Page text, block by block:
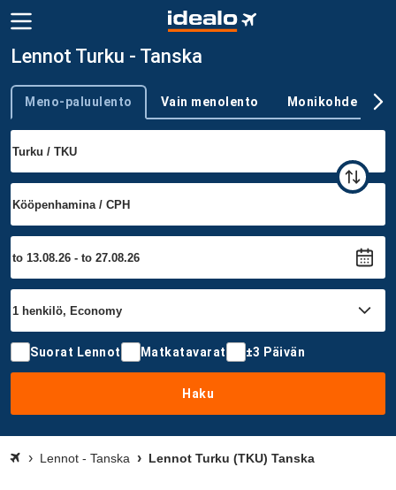
Lennot Turku - Tanska
Trip type
Meno-paluulento Vain menolento Monikohde
Suorat Lennot Matkatavarat ±3 Päivän
Haku
Lennot - Tanska Lennot Turku (TKU) Tanska